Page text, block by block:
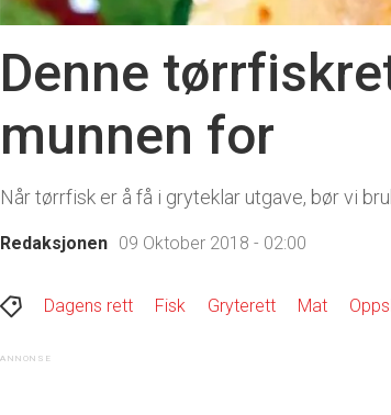
Denne
munnen for
Når tørrfisk er å få i gryteklar utgave, bør vi
Redaksjonen 09 Oktober 2018 - 02:00
Dagens rett Fisk Gryterett Mat